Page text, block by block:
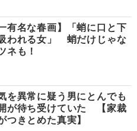
有名な春画】「蛸に口と下
われる女」 蛸だけじゃな
ネも！
を異常に疑う男にとんでも
が待ち受けていた 【家裁
つきとめた真実】